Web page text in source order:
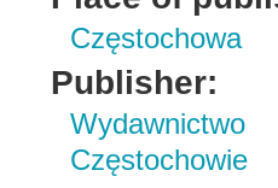
Częstochowa
Publisher:
Częstochowie